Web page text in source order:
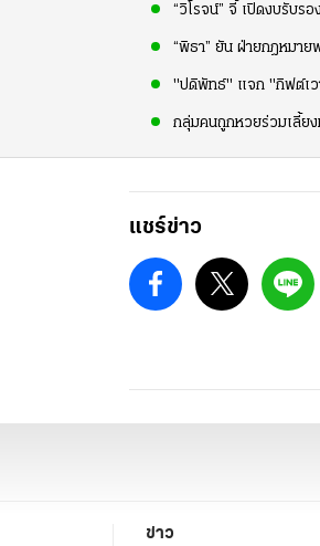
“วิโรจน์” จี้ เปิดงบรับร
“พิธา” ยัน ฝ่ายกฎหมาย
"ปดิพัทธ์" แจก "กิฟต์เว
กลุ่มคนถูกหวยร่วมเลี้ย
แชร์ข่าว
ข่าว